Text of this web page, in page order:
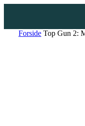
Forside Top Gun 2: